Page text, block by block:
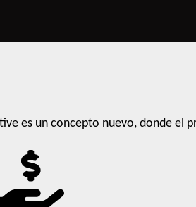
es un concepto nuevo, donde